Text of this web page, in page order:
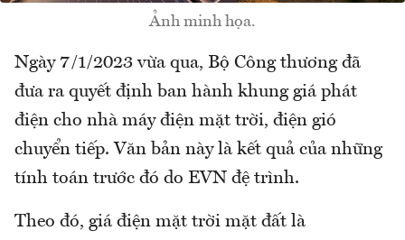
Ảnh minh họa.
Ngày 7/1/2023 vừa qua, Bộ Công thương đã
đưa ra quyết định ban hành khung giá phát
điện cho nhà máy điện mặt trời, điện gió
chuyển tiếp. Văn bản này là kết quả của những
tính toán trước đó do EVN đệ trình.
Theo đó, giá điện mặt trời mặt đất là